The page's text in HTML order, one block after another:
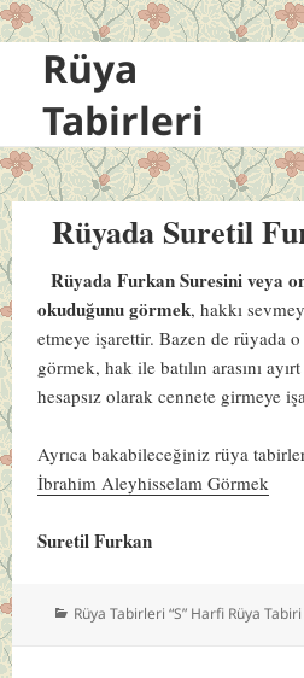
Rüya
Tabirleri
Rüyada Suretil
Rüyada Furkan Suresini veya
okuduğunu görmek, hakkı
etmeye işarettir. Bazen de rüyada
görmek, hak ile batılın arasını
hesapsız olarak cennete girmeye
Ayrıca bakabileceğiniz rüya
İbrahim Aleyhisselam Görmek
Suretil Furkan
Kategoriler
Rüya Tabirleri “S” Harfi Rüya